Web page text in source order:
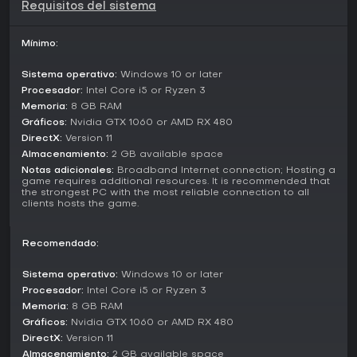
permite ajustar loadouts y dar tu toque personal a los
añadiendo expresión al combate.
El juego incluye modos centrados en objetivos que
priorizan la estrategia por encima de las bajas puras, con
equipos colaborando para conquistar metas en escenarios
partida, rotación de mapas y configuraciones de hora del
día. Esta flexibilidad soporta sesiones en solitario, co-op
con amigos o juego en grupo grande, con bots
garantizando lobbies llenos incluso offline o con pocos
Están en desarrollo más modos como parte del roadmap
sobre la base actual de conflictos a gran escala que
requieren coordinación.
Elegir la clase adecuada define tu enfoque en cada
combate. Recon encaja con estilos de golpe y huida
Requisitos del sistema
Mínimo:
Sistema operativo: Windows 10 or later
Procesador: Intel Core i5 or Ryzen 3
Memoria: 8 GB RAM
Gráficos: Nvidia GTX 1060 or AMD RX 480
DirectX: Version 11
Almacenamiento: 2 GB available space
Notas adicionales: Broadband Internet connection; Hosting a
game requires additional resources. It is recommended that
the strongest PC with the most reliable connection to all
clients hosts the game.
Recomendado:
Sistema operativo: Windows 10 or later
Procesador: Intel Core i5 or Ryzen 3
Memoria: 8 GB RAM
Gráficos: Nvidia GTX 1060 or AMD RX 480
DirectX: Version 11
Almacenamiento: 2 GB available space